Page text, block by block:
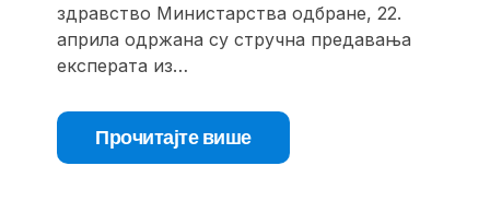
здравство Министарства одбране, 22.
априла одржана су стручна предавања
експерата из…
Прочитајте више